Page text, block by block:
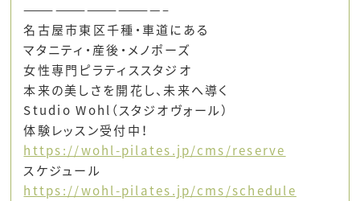
—————————————–
名古屋市東区千種・車道にある
マタニティ・産後・メノポーズ
女性専門ピラティススタジオ
本来の美しさを開花し、未来へ導く
Studio Wohl（スタジオヴォール）
体験レッスン受付中！
https://wohl-pilates.jp/cms/reserve
スケジュール
https://wohl-pilates.jp/cms/schedule